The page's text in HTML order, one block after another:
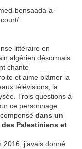
bensaada-a-
littéraire en
algérien désormais
chante
et aime blâmer la
télévisions, la
Trois questions à
ce personnage.
dans un
Palestiniens et
j’avais donné